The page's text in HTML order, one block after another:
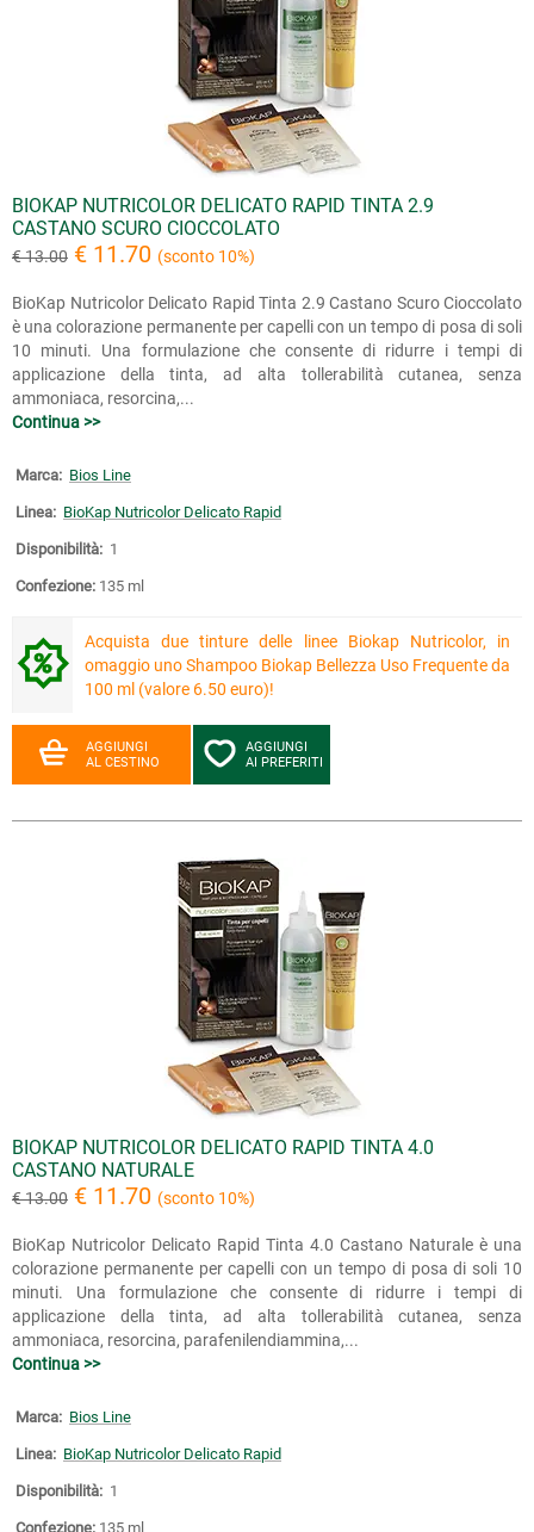
BIOKAP NUTRICOLOR DELICATO RAPID TINTA 2.9
CASTANO SCURO CIOCCOLATO
€ 13.00 € 11.70 (sconto 10%)
BioKap Nutricolor Delicato Rapid Tinta 2.9 Castano Scuro Cioccolato
è una colorazione permanente per capelli con un tempo di posa di soli
10 minuti. Una formulazione che consente di ridurre i tempi di
applicazione della tinta, ad alta tollerabilità cutanea, senza
ammoniaca, resorcina,...
Continua >>
Marca: Bios Line
Linea: BioKap Nutricolor Delicato Rapid
Disponibilità: 1
Confezione: 135 ml
Acquista due tinture delle linee Biokap Nutricolor, in
omaggio uno Shampoo Biokap Bellezza Uso Frequente da
100 ml (valore 6.50 euro)!
AGGIUNGI
AL CESTINO
AGGIUNGI
AI PREFERITI
BIOKAP NUTRICOLOR DELICATO RAPID TINTA 4.0
CASTANO NATURALE
€ 13.00 € 11.70 (sconto 10%)
BioKap Nutricolor Delicato Rapid Tinta 4.0 Castano Naturale è una
colorazione permanente per capelli con un tempo di posa di soli 10
minuti. Una formulazione che consente di ridurre i tempi di
applicazione della tinta, ad alta tollerabilità cutanea, senza
ammoniaca, resorcina, parafenilendiammina,...
Continua >>
Marca: Bios Line
Linea: BioKap Nutricolor Delicato Rapid
Disponibilità: 1
Confezione: 135 ml